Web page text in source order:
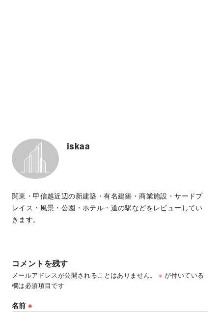
iskaa
関東・甲信越近辺の新建築・有名建築・商業施設・サードプ
レイス・風景・公園・ホテル・道の駅などをレビューしてい
きます。
コメントを残す
メールアドレスが公開されることはありません。 ※ が付いている
欄は必須項目です
名前※